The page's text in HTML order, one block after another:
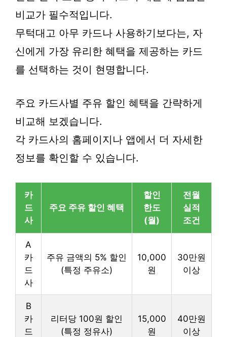
비교가 필수적입니다.
무턱대고 아무 카드나 사용하기보다는, 자
신에게 가장 유리한 혜택을 제공하는 카드
를 선택하는 것이 현명합니다.
주요 카드사별 주유 할인 혜택을 간략하게
비교해 보겠습니다.
각 카드사의 홈페이지나 앱에서 더 자세한
정보를 확인할 수 있습니다.
카
드
사
주요 주유 할인 혜택
할인
한도
(월)
전월
실적
조건
A
카
드
사
주유 금액의 5% 할인
(특정 주유소)
10,000
원
30만원
이상
B
카
드
리터당 100원 할인
(특정 정유사)
15,000
원
40만원
이상